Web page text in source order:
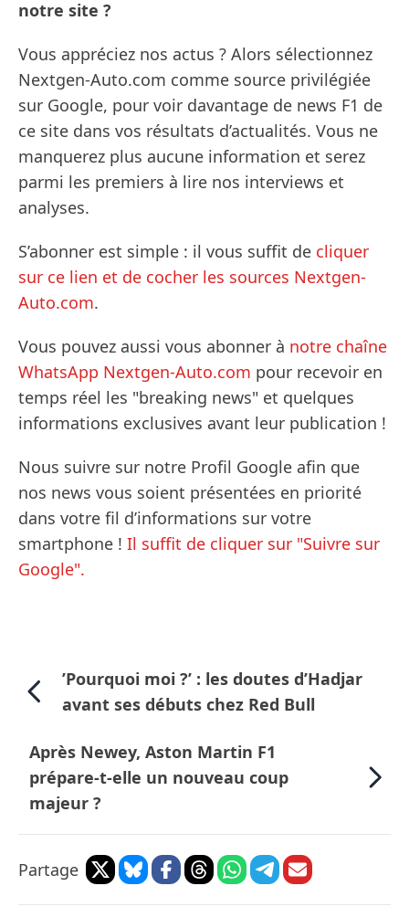
notre site ?
Vous appréciez nos actus ? Alors sélectionnez
Nextgen-Auto.com comme source privilégiée
sur Google, pour voir davantage de news F1 de
ce site dans vos résultats d’actualités. Vous ne
manquerez plus aucune information et serez
parmi les premiers à lire nos interviews et
analyses.
S’abonner est simple : il vous suffit de cliquer
sur ce lien et de cocher les sources Nextgen-
Auto.com.
Vous pouvez aussi vous abonner à notre chaîne
WhatsApp Nextgen-Auto.com pour recevoir en
temps réel les "breaking news" et quelques
informations exclusives avant leur publication !
Nous suivre sur notre Profil Google afin que
nos news vous soient présentées en priorité
dans votre fil d’informations sur votre
smartphone ! Il suffit de cliquer sur "Suivre sur
Google".
’Pourquoi moi ?’ : les doutes d’Hadjar
avant ses débuts chez Red Bull
Après Newey, Aston Martin F1
prépare-t-elle un nouveau coup
majeur ?
Partage